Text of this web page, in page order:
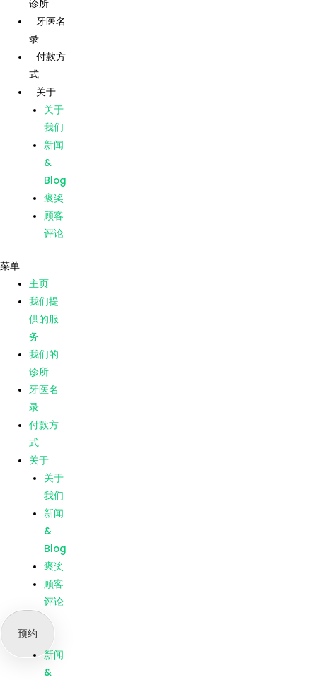
主页
我们提
供的服
务
我们的
诊所
牙医名
付款方
式
关于
新闻
&
Blog
顾客
评论
主页
我们提
供的服
务
我们的
诊所
牙医名
付款方
式
关于
关于
我们
新闻
&
诊所
牙医名
录
付款方
式
关于
关于
我们
新闻
&
Blog
褒奖
顾客
评论
菜单
主页
我们提
供的服
务
我们的
诊所
牙医名
录
付款方
式
关于
关于
我们
新闻
&
Blog
褒奖
顾客
评论
预约